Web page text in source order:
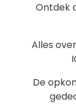
Ontdek
Alles
De